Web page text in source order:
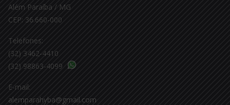
Além Paraíba / MG
CEP: 36.660-000
Telefones:
(32) 3462-4410
(32) 98863-4099
E-mail:
alemparahyba@gmail.com